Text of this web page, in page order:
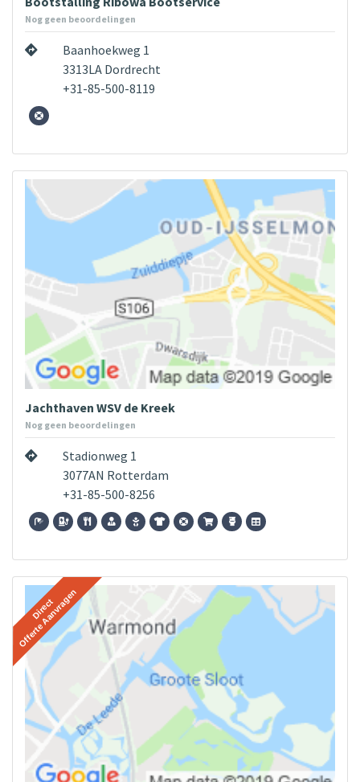
Nog geen beoordelingen
Baanhoekweg 1
3313LA Dordrecht
+31-85-500-8119
Jachthaven WSV de Kreek
Nog geen beoordelingen
Stadionweg 1
3077AN Rotterdam
+31-85-500-8256